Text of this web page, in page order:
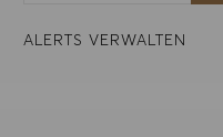
ALERTS VERWALTEN